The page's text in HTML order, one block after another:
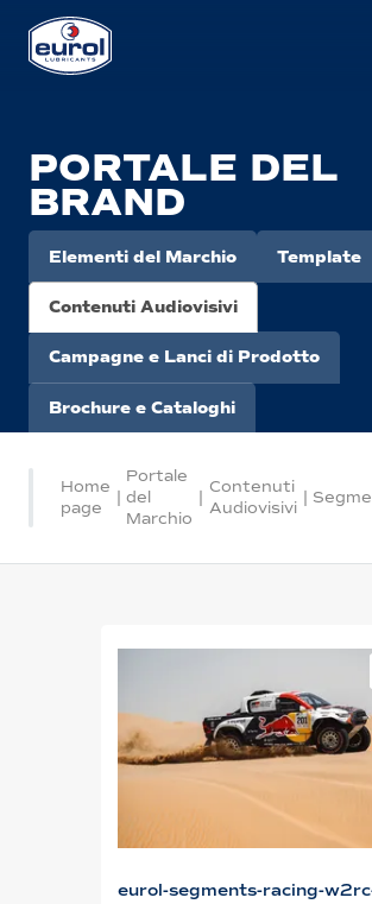
PORTALE DEL
BRAND
Elementi del Marchio Template
Contenuti Audiovisivi
Campagne e Lanci di Prodotto
Brochure e Cataloghi
Home
page
|
Portale
del
Marchio
|
Contenuti
Audiovisivi
|
eurol-segments-racing-